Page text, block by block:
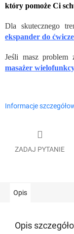
który pomoże Ci
Dla skutecznego
ekspander do
Jeśli masz problem
masażer
Informacje
ZADAJ PYTANIE
Opis
Opis